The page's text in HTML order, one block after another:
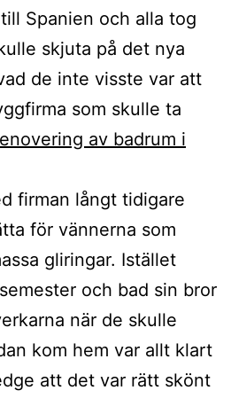
Spanien och alla tog
skjuta på det nya
de inte visste var att
som skulle ta
av badrum i
firman långt tidigare
för vännerna som
gliringar. Istället
och bad sin bror
när de skulle
kom hem var allt klart
att det var rätt skönt